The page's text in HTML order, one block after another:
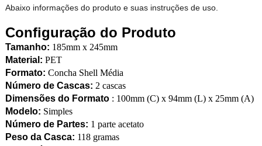
Abaixo informações do produto e suas instruções de uso.
Configuração do Produto
Tamanho: 185mm x 245mm
Material: PET
Formato: Concha Shell Média
Número de Cascas: 2 cascas
Dimensões do Formato : 100mm (C) x 94mm (L) x 25mm (A)
Modelo: Simples
Número de Partes: 1 parte acetato
Peso da Casca: 118 gramas